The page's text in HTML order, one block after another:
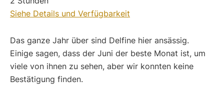
Siehe Details und Verfügbarkeit
Das ganze Jahr über sind Delfine hier ansässig.
Einige sagen, dass der Juni der beste Monat ist, um
viele von ihnen zu sehen, aber wir konnten keine
Bestätigung finden.